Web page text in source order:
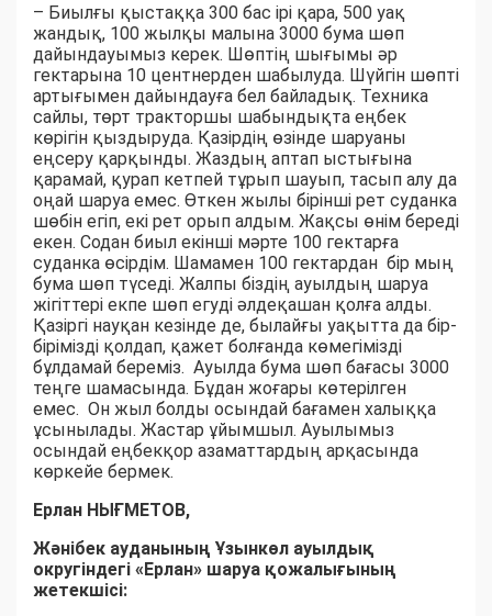
– Биылғы қыстаққа 300 бас ірі қара, 500 уақ
жандық, 100 жылқы малына 3000 бума шөп
дайындауымыз керек. Шөптің шығымы әр
гектарына 10 центнерден шабылуда. Шүйгін шөпті
артығымен дайындауға бел байладық. Техника
сайлы, төрт тракторшы шабындықта еңбек
көрігін қыздыруда. Қазірдің өзінде шаруаны
еңсеру қарқынды. Жаздың аптап ыстығына
қарамай, қурап кетпей тұрып шауып, тасып алу да
оңай шаруа емес. Өткен жылы бірінші рет суданка
шөбін егіп, екі рет орып алдым. Жақсы өнім береді
екен. Содан биыл екінші мәрте 100 гектарға
суданка өсірдім. Шамамен 100 гектардан бір мың
бума шөп түседі. Жалпы біздің ауылдың шаруа
жігіттері екпе шөп егуді әлдеқашан қолға алды.
Қазіргі науқан кезінде де, былайғы уақытта да бір-
бірімізді қолдап, қажет болғанда көмегімізді
бұлдамай береміз. Ауылда бума шөп бағасы 3000
теңге шамасында. Бұдан жоғары көтерілген
емес. Он жыл болды осындай бағамен халыққа
ұсынылады. Жастар ұйымшыл. Ауылымыз
осындай еңбекқор азаматтардың арқасында
көркейе бермек.
Ерлан НЫҒМЕТОВ,
Жәнібек ауданының Ұзынкөл ауылдық
округіндегі «Ерлан» шаруа қожалығының
жетекшісі: